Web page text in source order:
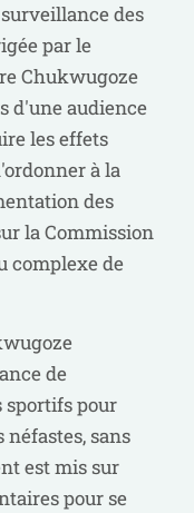
des
par le
Chukwugoze
d'une audience
les effets
à la
des
la Commission
complexe de
de
pour
néfastes, sans
est mis sur
pour se